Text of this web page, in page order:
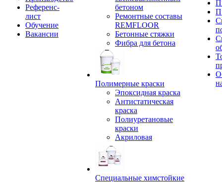
Референс-
лист
Обучение
Вакансии
бетоном
Ремонтные составы
REMFLOOR
Бетонные стяжки
Фибра для бетона
Полимерные краски
Эпоксидная краска
Антистатическая
краска
Полиуретановые
краски
Акриловая
Специальные химстойкие